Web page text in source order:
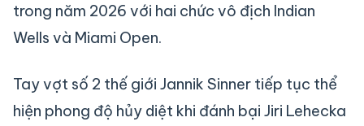
trong năm 2026 với hai chức vô địch Indian
Wells và Miami Open.
Tay vợt số 2 thế giới Jannik Sinner tiếp tục thể
hiện phong độ hủy diệt khi đánh bại Jiri Lehecka